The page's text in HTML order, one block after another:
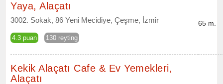
Yaya, Alaçatı
3002. Sokak, 86 Yeni Mecidiye, Çeşme, İzmir
4.3 puan 130 reyting
65 m.
Kekik Alaçatı Cafe & Ev Yemekleri,
Alaçatı